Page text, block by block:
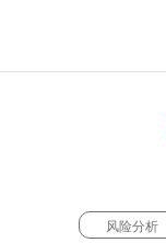
风险分析